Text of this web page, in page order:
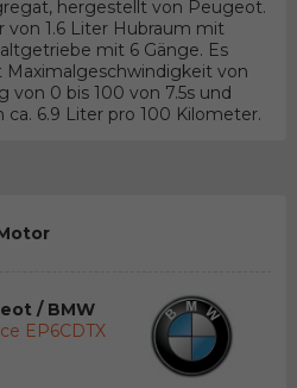
hergestellt von Peugeot.
von 1.6 Liter Hubraum mit
mit 6 Gänge. Es
von
von 0 bis 100 von 7.5s und
6.9 Liter pro 100 Kilometer.
/ BMW
EP6CDTX